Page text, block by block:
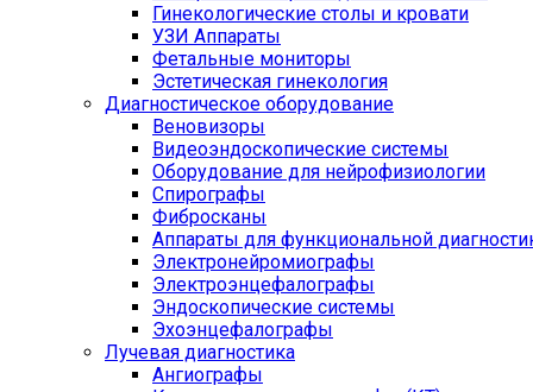
Гинекологические столы и кровати
УЗИ Аппараты
Фетальные мониторы
Эстетическая гинекология
Диагностическое оборудование
Веновизоры
Видеоэндоскопические системы
Оборудование для нейрофизиологии
Спирографы
Фибросканы
Аппараты для функциональной
Электронейромиографы
Электроэнцефалографы
Эндоскопические системы
Эхоэнцефалографы
Лучевая диагностика
Ангиографы